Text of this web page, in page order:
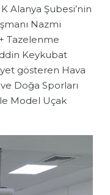
Alanya Şubesi’nin
Nazmi
Tazelenme
Keykubat
gösteren Hava
Doğa Sporları
Model Uçak